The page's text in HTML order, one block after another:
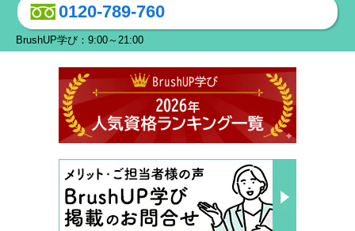
0120-789-760
BrushUP学び：9:00～21:00